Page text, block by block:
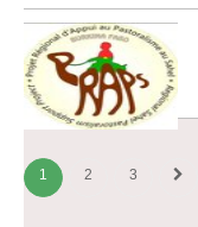
1 2 3